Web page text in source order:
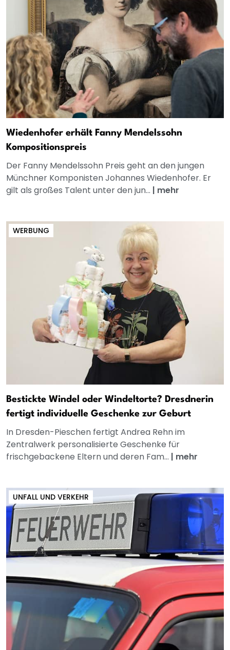
Wiedenhofer erhält Fanny Mendelssohn
Kompositionspreis
Der Fanny Mendelssohn Preis geht an den jungen
Münchner Komponisten Johannes Wiedenhofer. Er
gilt als großes Talent unter den jun... | mehr
WERBUNG
Bestickte Windel oder Windeltorte? Dresdnerin
fertigt individuelle Geschenke zur Geburt
In Dresden-Pieschen fertigt Andrea Rehn im
Zentralwerk personalisierte Geschenke für
frischgebackene Eltern und deren Fam... | mehr
UNFALL UND VERKEHR